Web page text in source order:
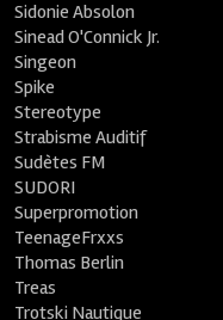
Sidonie Absolon
Sinead O'Connick Jr.
Singeon
Spike
Stereotype
Strabisme Auditif
Sudètes FM
SUDORI
Superpromotion
TeenageFrxxs
Thomas Berlin
Treas
Trotski Nautique